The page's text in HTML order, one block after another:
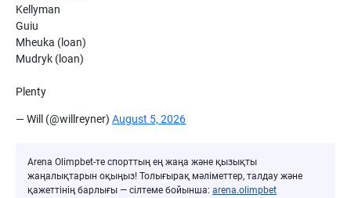
Kellyman
Guiu
Mheuka (loan)
Mudryk (loan)
Plenty
— Will (@willreyner) August 5, 2026
Arena Olimpbet-те спорттың ең жаңа және қызықты
жаңалықтарын оқыңыз! Толығырақ мәліметтер, талдау және
қажеттінің барлығы — сілтеме бойынша: arena.olimpbet